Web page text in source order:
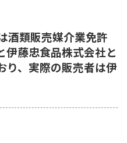
酒類販売媒介業免許
伊藤忠食品株式会社と
り、実際の販売者は伊